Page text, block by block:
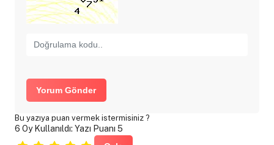
Yorum Gönder
Bu yazıya puan vermek istermisiniz ?
6 Oy Kullanıldı: Yazı Puanı 5